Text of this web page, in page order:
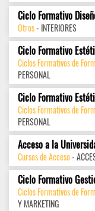
Ciclo Formativo
Otros- INTERIORES
Ciclo Formativo
Ciclos Formativos de
PERSONAL
Ciclo Formativo
Ciclos Formativos de
PERSONAL
Acceso a la
Cursos de Acceso-
Ciclo Formativo
Ciclos Formativos de
Y MARKETING